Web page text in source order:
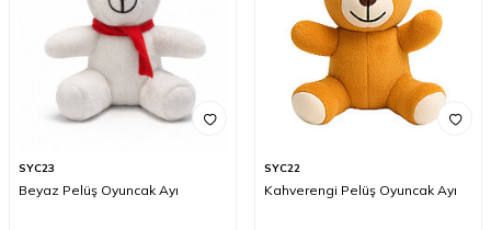
SYC23
Beyaz Pelüş Oyuncak Ayı
SYC22
Kahverengi Pelüş Oyuncak Ayı